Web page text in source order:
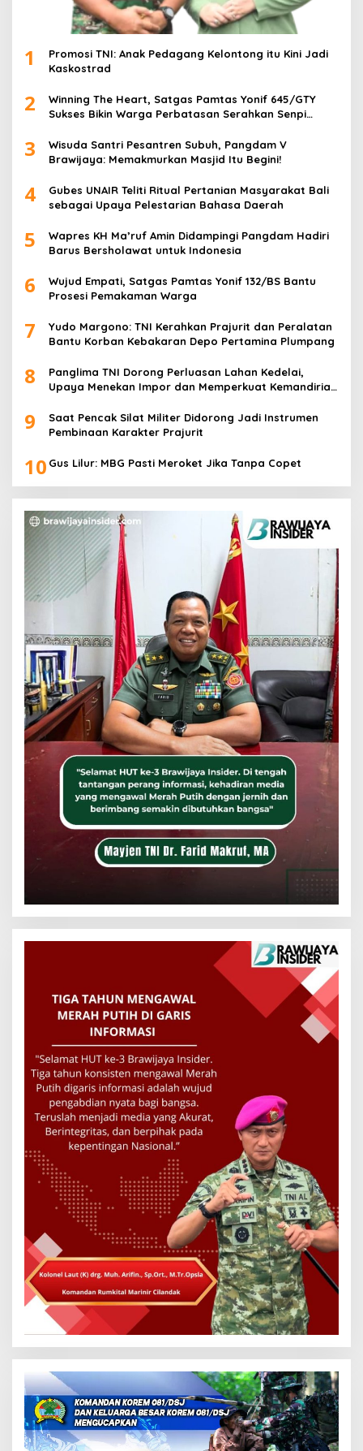
1
Promosi TNI: Anak Pedagang Kelontong itu Kini Jadi
Kaskostrad
2
Winning The Heart, Satgas Pamtas Yonif 645/GTY
Sukses Bikin Warga Perbatasan Serahkan Senpi
3
Wisuda Santri Pesantren Subuh, Pangdam V
Brawijaya: Memakmurkan Masjid Itu Begini!
4
Gubes UNAIR Teliti Ritual Pertanian Masyarakat Bali
sebagai Upaya Pelestarian Bahasa Daerah
5
Wapres KH Ma’ruf Amin Didampingi Pangdam Hadiri
Barus Bersholawat untuk Indonesia
6
Wujud Empati, Satgas Pamtas Yonif 132/BS Bantu
Prosesi Pemakaman Warga
7
Yudo Margono: TNI Kerahkan Prajurit dan Peralatan
Bantu Korban Kebakaran Depo Pertamina Plumpang
8
Panglima TNI Dorong Perluasan Lahan Kedelai,
Upaya Menekan Impor dan Memperkuat Kemandirian
9
Saat Pencak Silat Militer Didorong Jadi Instrumen
Pembinaan Karakter Prajurit
10 Gus Lilur: MBG Pasti Meroket Jika Tanpa Copet